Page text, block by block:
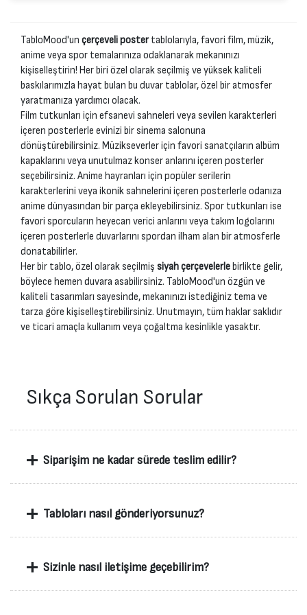
TabloMood'un çerçeveli postertablolarıyla, favori film, müzik,
anime veya spor temalarınıza odaklanarak mekanınızı
kişiselleştirin! Her biri özel olarak seçilmiş ve yüksek kaliteli
baskılarımızla hayat bulan bu duvar tablolar, özel bir atmosfer
yaratmanıza yardımcı olacak.
Film tutkunları için efsanevi sahneleri veya sevilen karakterleri
içeren posterlerle evinizi bir sinema salonuna
dönüştürebilirsiniz. Müzikseverler için favori sanatçıların albüm
kapaklarını veya unutulmaz konser anlarını içeren posterler
seçebilirsiniz. Anime hayranları için popüler serilerin
karakterlerini veya ikonik sahnelerini içeren posterlerle odanıza
anime dünyasından bir parça ekleyebilirsiniz. Spor tutkunları ise
favori sporcuların heyecan verici anlarını veya takım logolarını
içeren posterlerle duvarlarını spordan ilham alan bir atmosferle
donatabilirler.
Her bir tablo, özel olarak seçilmiş siyah çerçevelerlebirlikte gelir,
böylece hemen duvara asabilirsiniz. TabloMood'un özgün ve
kaliteli tasarımları sayesinde, mekanınızı istediğiniz tema ve
tarza göre kişiselleştirebilirsiniz. Unutmayın, tüm haklar saklıdır
ve ticari amaçla kullanım veya çoğaltma kesinlikle yasaktır.
Sıkça Sorulan Sorular
+ Siparişim ne kadar sürede teslim edilir?
+ Tabloları nasıl gönderiyorsunuz?
+ Sizinle nasıl iletişime geçebilirim?